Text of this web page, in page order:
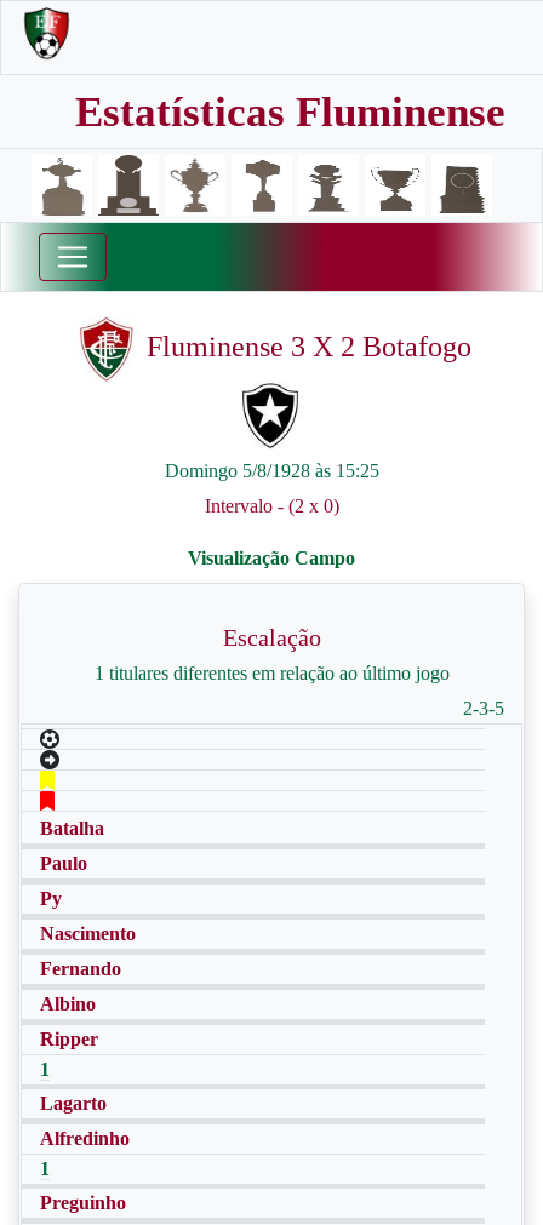
Estatísticas Fluminense
Fluminense 3 X 2 Botafogo
Domingo 5/8/1928 às 15:25
Intervalo - (2 x 0)
Escalação
1 titulares diferentes em relação ao último jogo
2-3-5
Batalha
Paulo
Py
Nascimento
Fernando
Albino
Ripper
1
Lagarto
Alfredinho
1
Preguinho